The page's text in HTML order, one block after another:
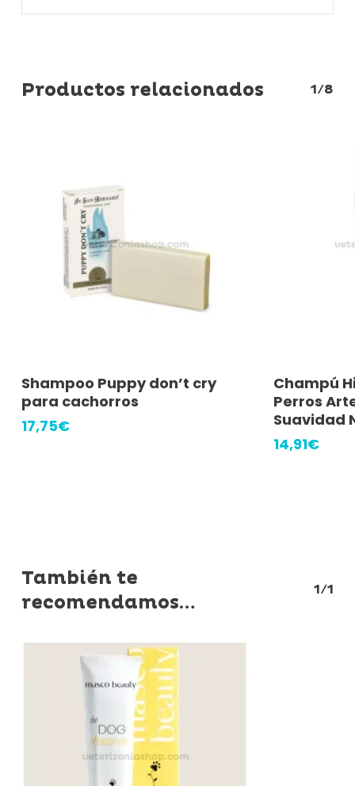
Productos relacionados 1/8
Añadir Al Carrito
Shampoo Puppy don’t cry
para cachorros
17,75€
Champú
Perros
Suavidad
14,91€
También te
recomendamos…
1/1